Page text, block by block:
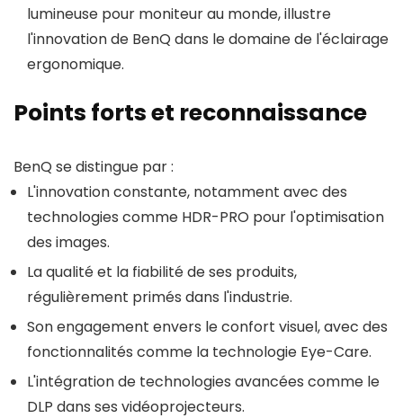
lumineuse pour moniteur au monde, illustre
l'innovation de BenQ dans le domaine de l'éclairage
ergonomique.
Points forts et reconnaissance
BenQ se distingue par :
L'innovation constante, notamment avec des
technologies comme HDR-PRO pour l'optimisation
des images.
La qualité et la fiabilité de ses produits,
régulièrement primés dans l'industrie.
Son engagement envers le confort visuel, avec des
fonctionnalités comme la technologie Eye-Care.
L'intégration de technologies avancées comme le
DLP dans ses vidéoprojecteurs.